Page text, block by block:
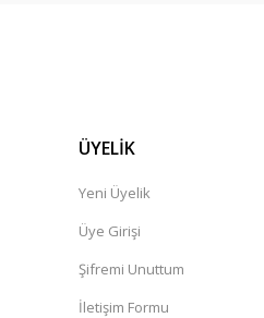
ÜYELİK
Yeni Üyelik
Üye Girişi
Şifremi Unuttum
İletişim Formu